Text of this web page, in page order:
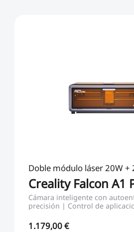
Doble módulo láser 20W +
Creality Falcon A1
Cámara inteligente con
precisión | Control de
1.179,00 €